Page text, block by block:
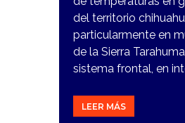
del territorio
particularmente en
de la Sierra
sistema frontal, en
LEER MÁS